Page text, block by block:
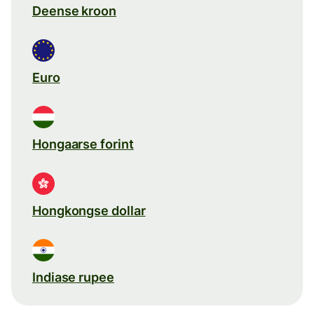
Deense kroon
Euro
Hongaarse forint
Hongkongse dollar
Indiase rupee